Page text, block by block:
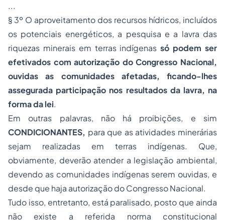
...
§ 3º O aproveitamento dos recursos hídricos, incluídos
os potenciais energéticos, a pesquisa e a lavra das
riquezas minerais em terras indígenassó podem ser
efetivados com autorização do Congresso Nacional,
ouvidas as comunidades afetadas, ficando-lhes
assegurada participação nos resultados da lavra, na
forma da lei.
Em outras palavras, não há proibições, e sim
CONDICIONANTES, para que as atividades minerárias
sejam realizadas em terras indígenas. Que,
obviamente, deverão atender a legislação ambiental,
devendo as comunidades indígenas serem ouvidas, e
desde que haja autorização do Congresso Nacional.
Tudo isso, entretanto, está paralisado, posto que ainda
não existe a referida norma constitucional